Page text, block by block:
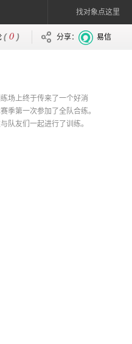
找对象点这里
(0 ) 分享： 易信
场上终于传来了一个好消
季第一次参加了全队合练。
队友们一起进行了训练。